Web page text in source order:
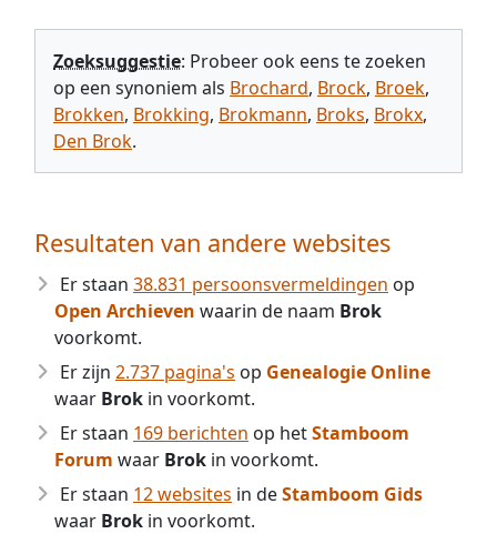
Zoeksuggestie: Probeer ook eens te zoeken
op een synoniem als Brochard, Brock, Broek,
Brokken, Brokking, Brokmann, Broks, Brokx,
Den Brok.
Resultaten van andere websites
Er staan 38.831 persoonsvermeldingen op
Open Archieven waarin de naam Brok
voorkomt.
Er zijn 2.737 pagina's op Genealogie Online
waar Brok in voorkomt.
Er staan 169 berichten op hetStamboom
Forum waar Brok in voorkomt.
Er staan 12 websites in deStamboom Gids
waar Brok in voorkomt.